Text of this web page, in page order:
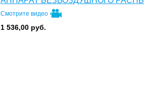
Смотрите видео
1 536,00 руб.